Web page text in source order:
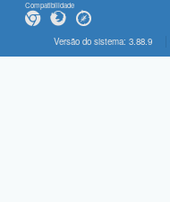
Compatibilidade
Versão do sistema: 3.88.9